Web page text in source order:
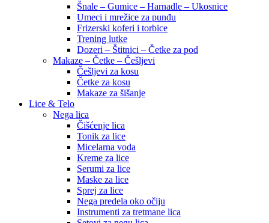
Šnale – Gumice – Harnadle – Ukosnice
Umeci i mrežice za punđu
Frizerski koferi i torbice
Trening lutke
Dozeri – Štitnici – Četke za pod
Makaze – Četke – Češljevi
Češljevi za kosu
Četke za kosu
Makaze za šišanje
Lice & Telo
Nega lica
Čišćenje lica
Tonik za lice
Micelarna voda
Kreme za lice
Serumi za lice
Maske za lice
Sprej za lice
Nega predela oko očiju
Instrumenti za tretmane lica